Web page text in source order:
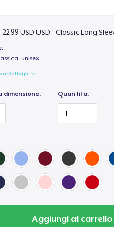
22,99 USD USD - Classic Long
unisex
Dettagli
dimensione: Quantità:
Aggiungi al carrello